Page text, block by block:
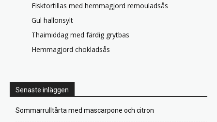
Fisktortillas med hemmagjord remouladsås
Gul hallonsylt
Thaimiddag med färdig grytbas
Hemmagjord chokladsås
Senaste inläggen
Sommarrulltårta med mascarpone och citron